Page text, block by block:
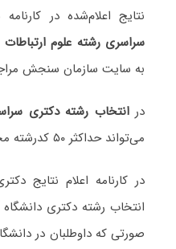
نتایج اعلام‌شده در
سراسری رشته علوم ارتباطات
به سایت سازمان سنجش
درانتخاب رشته دکتری
می‌تواند حداکثر ۵۰ کدرشته محل را انتخاب نماید.
در کارنامه اعلام نتایج
انتخاب رشته دکتری
صورتی که داوطلبان در